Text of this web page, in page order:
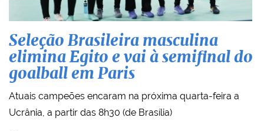
Seleção Brasileira masculina
elimina Egito e vai à semifinal do
goalball em Paris
Atuais campeões encaram na próxima quarta-feira a
Ucrânia, a partir das 8h30 (de Brasília)